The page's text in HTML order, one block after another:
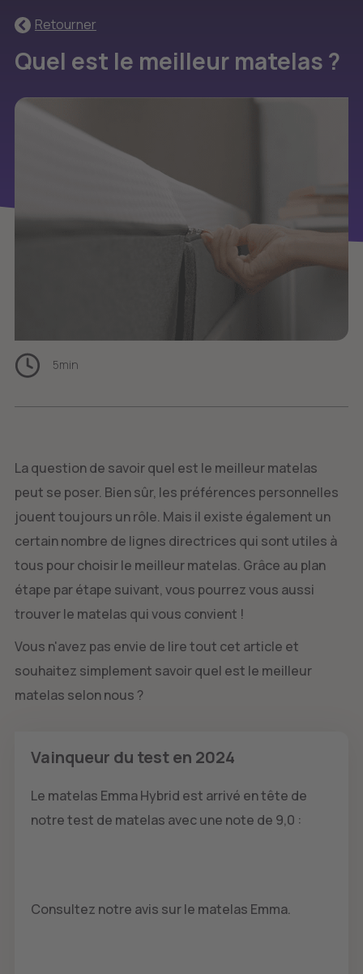
Retourner
Quel est le meilleur matelas ?
5min
La question de savoir quel est le meilleur matelas
peut se poser. Bien sûr, les préférences personnelles
jouent toujours un rôle. Mais il existe également un
certain nombre de lignes directrices qui sont utiles à
tous pour choisir le meilleur matelas. Grâce au plan
étape par étape suivant, vous pourrez vous aussi
trouver le matelas qui vous convient !
Vous n'avez pas envie de lire tout cet article et
souhaitez simplement savoir quel est le meilleur
matelas selon nous ?
Vainqueur du test en 2024
Le matelas Emma Hybrid est arrivé en tête de
notre test de matelas avec une note de 9,0 :
Consultez notre avis sur le matelas Emma.